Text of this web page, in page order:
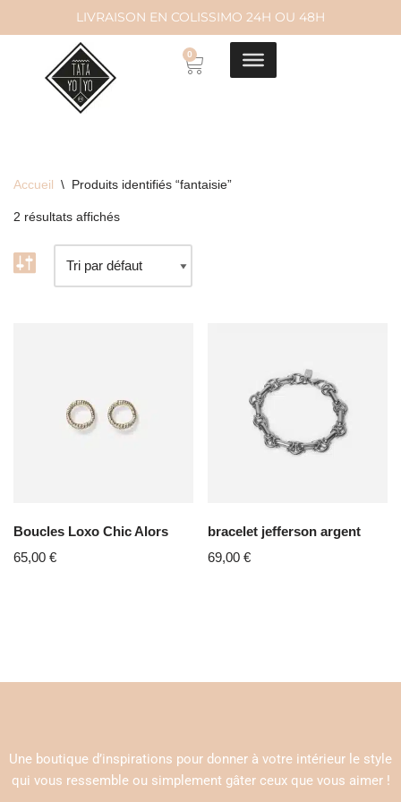
contenu
LIVRAISON EN COLISSIMO 24H OU 48H
0
Accueil \ Produits identifiés “fantaisie”
2 résultats affichés
Boucles Loxo Chic Alors
65,00 €
bracelet jefferson argent
69,00€
Une boutique d’inspirations pour donner à votre intérieur le style
qui vous ressemble ou simplement gâter ceux que vous aimer !